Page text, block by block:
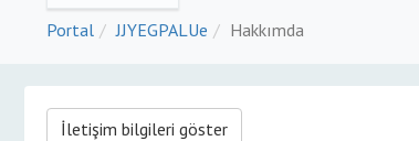
Portal JJYEGPALUe Hakkımda
İletişim bilgileri göster